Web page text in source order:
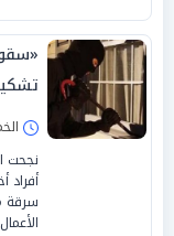
الخميس
نجحت
أفراد
سرقة